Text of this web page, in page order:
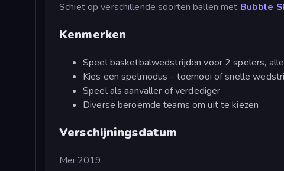
Schiet op verschillende soorten ballen met Bubble
Kenmerken
Speel basketbalwedstrijden voor 2 spelers,
Kies een spelmodus - toernooi of snelle
Speel als aanvaller of verdediger
Diverse beroemde teams om uit te kiezen
Verschijningsdatum
Mei 2019